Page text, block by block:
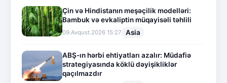
Çin və Hindistanın meşəçilik modelləri:
Bambuk və evkaliptin müqayisəli təhlili
09.Avqust.2026 15:27 Asia
ABŞ-ın hərbi ehtiyatları azalır: Müdafiə
strategiyasında köklü dəyişikliklər
qaçılmazdır